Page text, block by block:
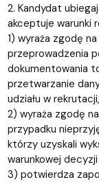
2. Kandydat
akceptuje warunki
1) wyraża zgodę
przeprowadzenia
dokumentowania
przetwarzanie
udziału w rekrutacji,
2) wyraża zgodę
przypadku
którzy uzyskali
warunkowej
3) potwierdza